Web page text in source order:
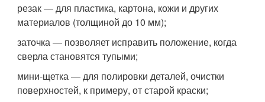
резак — для пластика, картона, кожи и других
материалов (толщиной до 10 мм);
заточка — позволяет исправить положение, когда
сверла становятся тупыми;
мини-щетка — для полировки деталей, очистки
поверхностей, к примеру, от старой краски;